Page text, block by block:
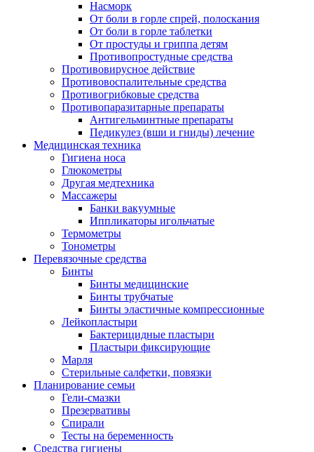
Насморк
От боли в горле спрей, полоскания
От боли в горле таблетки
От простуды и гриппа детям
Противопростудные средства
Противовирусное действие
Противовоспалительные средства
Противогрибковые средства
Противопаразитарные препараты
Антигельминтные препараты
Педикулез (вши и гниды) лечение
Медицинская техника
Гигиена носа
Глюкометры
Другая медтехника
Массажеры
Банки вакуумные
Иппликаторы игольчатые
Термометры
Тонометры
Перевязочные средства
Бинты
Бинты медицинские
Бинты трубчатые
Бинты эластичные компрессионные
Лейкопластыри
Бактерицидные пластыри
Пластыри фиксирующие
Марля
Стерильные салфетки, повязки
Планирование семьи
Гели-смазки
Презервативы
Спирали
Тесты на беременность
Средства гигиены